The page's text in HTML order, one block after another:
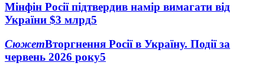
Мінфін Росії підтвердив намір вимагати від
України $3 млрд5
СюжетВторгнення Росії в Україну. Події за
червень 2026 року5